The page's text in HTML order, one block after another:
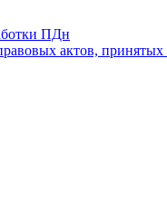
ПДн
актов, принятых